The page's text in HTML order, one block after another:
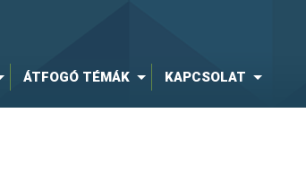
ÁTFOGÓ TÉMÁK KAPCSOLAT